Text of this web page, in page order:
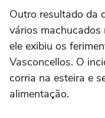
Outro resultado da
vários machucados
ele exibiu os
Vasconcellos. O
corria na esteira e
alimentação.